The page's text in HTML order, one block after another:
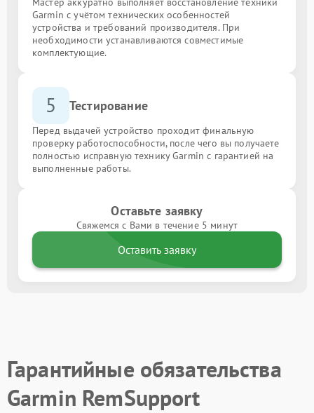
Garmin с учётом технических особенностей
устройства и требований производителя. При
необходимости устанавливаются совместимые
комплектующие.
5 Тестирование
Перед выдачей устройство проходит финальную
проверку работоспособности, после чего вы получаете
полностью исправную технику Garmin с гарантией на
выполненные работы.
Оставьте заявку
Свяжемся с Вами в течение 5 минут
Оставить заявку
Гарантийные обязательства
Garmin RemSupport